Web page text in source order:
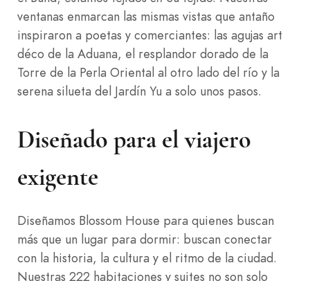
ventanas enmarcan las mismas vistas que antaño
inspiraron a poetas y comerciantes: las agujas art
déco de la Aduana, el resplandor dorado de la
Torre de la Perla Oriental al otro lado del río y la
serena silueta del Jardín Yu a solo unos pasos.
Diseñado para el viajero
exigente
Diseñamos Blossom House para quienes buscan
más que un lugar para dormir: buscan conectar
con la historia, la cultura y el ritmo de la ciudad.
Nuestras 222 habitaciones y suites no son solo